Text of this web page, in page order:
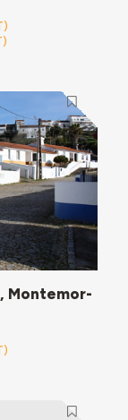
Montemor-